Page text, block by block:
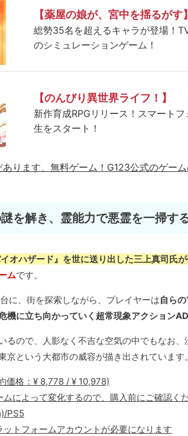
【薬屋の娘が、宮中を揺るがす】
総勢35名を超えるキャラが登場！
のシミュレーションゲーム！
【のんびり異世界ライフ！】
新作育成RPGリリース！スマート
生をスタート！
あります、無料ゲーム！ G123公式のゲーム
を解き、霊能力で悪霊を一掃す
オハザード』を世に送り出した三上真司氏
ムです。
に、街を探索しながら、プレイヤーは自ら
機に立ち向かっていく超常現象アクション
るので、人影なく不吉な空気の中でもなお
という大都市の威容が描き出されています。
価格：¥ 8,778 / ¥ 10,978)
によって変化するので、購入前にご確認く
PS5
トフォームアカウントが必要になります